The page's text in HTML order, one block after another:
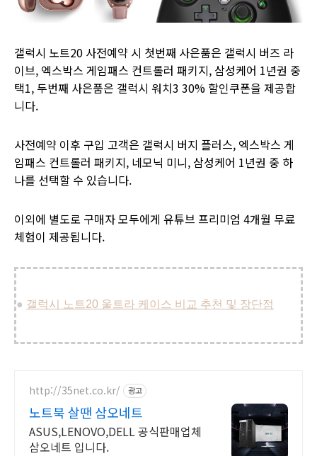
갤럭시 노트20 사전예약 시 첫번째 사은품은 갤럭시 버즈 라
이브, 엑스박스 게임패스 컨트롤러 패키지, 삼성케어 1년권 중
택1, 두번째 사은품은 갤럭시 워치3 30% 할인쿠폰을 제공합
니다.
사전예약 이후 구입 고객은 갤럭시 버지 플러스, 엑스박스 게
임패스 컨트롤러 패키지, 네모닉 미니, 삼성케어 1년권 중 하
나를 선택할 수 있습니다.
이외에 별도로 구매자 모두에게 유튜브 프리미엄 4개월 무료
체험이 제공됩니다.
● 갤럭시 노트20 울트라 케이스 비교 추천 및 장단점
http://35net.co.kr/ 광고
노트북 살땐 삼오네트
ASUS,LENOVO,DELL 공식판매업체
삼오네트 입니다.